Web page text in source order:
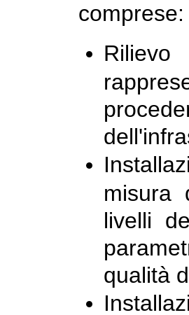
comprese:
misura
livelli
qualità